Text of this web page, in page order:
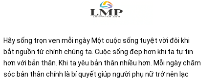
Hãy sống trọn vẹn mỗi ngày Một cuộc sống tuyệt vời đôi khi
bắt nguồn từ chính chúng ta. Cuộc sống đẹp hơn khi ta tự tin
hơn với bản thân. Khi ta yêu bản thân nhiều hơn. Mỗi ngày chăm
sóc bản thân chính là bí quyết giúp người phụ nữ trở nên lạc